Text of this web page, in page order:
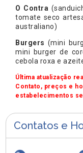
O Contra
tomate seco
australiano)
Burgers (mini
mini burger de
cebola roxa e
Última atualização
Contato, preços e
estabelecimentos
Contatos e